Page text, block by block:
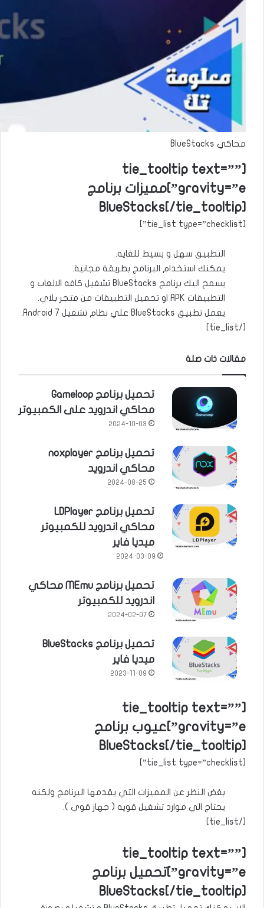
محاكي BlueStacks
[tie_tooltip text=””
gravity=”e”]مميزات برنامج
BlueStacks[/tie_tooltip]
[tie_list type=”checklist”]
التطبيق سهل و بسيط للغايه.
يمكنك استخدام البرنامج بطريقة مجانية.
يسمح اليك برنامج BlueStacks تشغيل كافه الالعاب و
التطبيقات APK او تحميل التطبيقات من متجر بلاي.
يعمل تطبيق BlueStacks علي نظام تشغيل Android 7.
[/tie_list]
مقالات ذات صلة
تحميل برنامج Gameloop
محاكي اندرويد على الكمبيوتر
2024-10-03
تحميل برنامج noxplayer
محاكي اندرويد
2024-08-25
تحميل برنامج LDPlayer
محاكي اندرويد للكمبيوتر
ميديا فاير
2024-03-09
تحميل برنامج MEmu محاكي
اندرويد للكمبيوتر
2024-02-07
تحميل برنامج BlueStacks
ميديا فاير
2023-11-09
[tie_tooltip text=””
gravity=”e”]عيوب برنامج
BlueStacks[/tie_tooltip]
[tie_list type=”checklist”]
بغض النظر عن المميزات التي يقدمها البرنامج ولكنه
يحتاج الي موارد تشغيل قويه ( جهاز قوي ).
[/tie_list]
[tie_tooltip text=””
gravity=”e”]تحميل برنامج
BlueStacks[/tie_tooltip]